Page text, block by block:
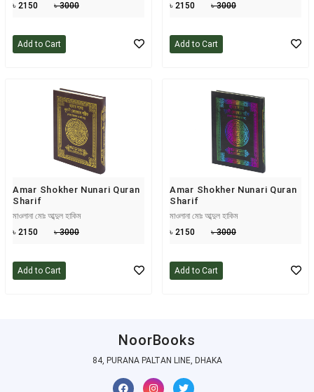
৳ 2150
৳ 3000
Add to Cart
৳ 2150
৳ 3000
Add to Cart
Amar Shokher Nunari Quran
Sharif
মাওলানা মোঃ আব্দুল হাকিম
৳ 2150
৳ 3000
Add to Cart
Amar Shokher Nunari Quran
Sharif
মাওলানা মোঃ আব্দুল হাকিম
৳ 2150
৳ 3000
Add to Cart
NoorBooks
84, PURANA PALTAN LINE, DHAKA